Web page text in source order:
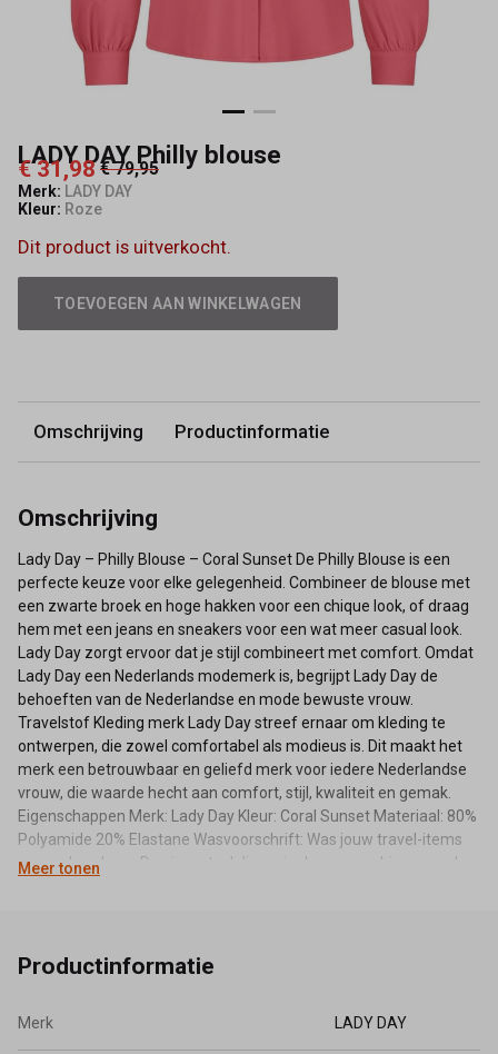
LADY DAY Philly blouse
€ 31,98 € 79,95
Merk: LADY DAY
Kleur: Roze
Dit product is uitverkocht.
TOEVOEGEN AAN WINKELWAGEN
Omschrijving Productinformatie
Omschrijving
Lady Day – Philly Blouse – Coral Sunset De Philly Blouse is een
perfecte keuze voor elke gelegenheid. Combineer de blouse met
een zwarte broek en hoge hakken voor een chique look, of draag
hem met een jeans en sneakers voor een wat meer casual look.
Lady Day zorgt ervoor dat je stijl combineert met comfort. Omdat
Lady Day een Nederlands modemerk is, begrijpt Lady Day de
behoeften van de Nederlandse en mode bewuste vrouw.
Travelstof Kleding merk Lady Day streef ernaar om kleding te
ontwerpen, die zowel comfortabel als modieus is. Dit maakt het
merk een betrouwbaar en geliefd merk voor iedere Nederlandse
vrouw, die waarde hecht aan comfort, stijl, kwaliteit en gemak.
Eigenschappen Merk: Lady Day Kleur: Coral Sunset Materiaal: 80%
Polyamide 20% Elastane Wasvoorschrift: Was jouw travel-items
op een handwas. Doe je ze toch liever in de wasmachine, was de
Meer tonen
Productinformatie
Merk LADY DAY